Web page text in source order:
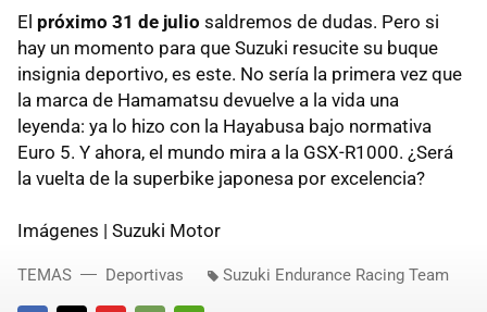
El próximo 31 de julio saldremos de dudas. Pero si
hay un momento para que Suzuki resucite su buque
insignia deportivo, es este. No sería la primera vez que
la marca de Hamamatsu devuelve a la vida una
leyenda: ya lo hizo con la Hayabusa bajo normativa
Euro 5. Y ahora, el mundo mira a la GSX-R1000. ¿Será
la vuelta de la superbike japonesa por excelencia?
Imágenes | Suzuki Motor
TEMAS Deportivas Suzuki Endurance Racing Team